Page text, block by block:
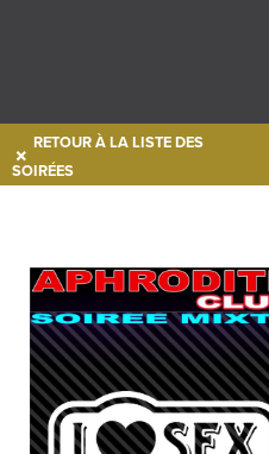
RETOUR À LA LISTE DES
SOIRÉES